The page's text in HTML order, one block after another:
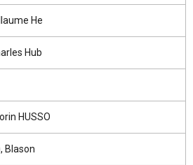
He
Hub
HUSSO
Blason